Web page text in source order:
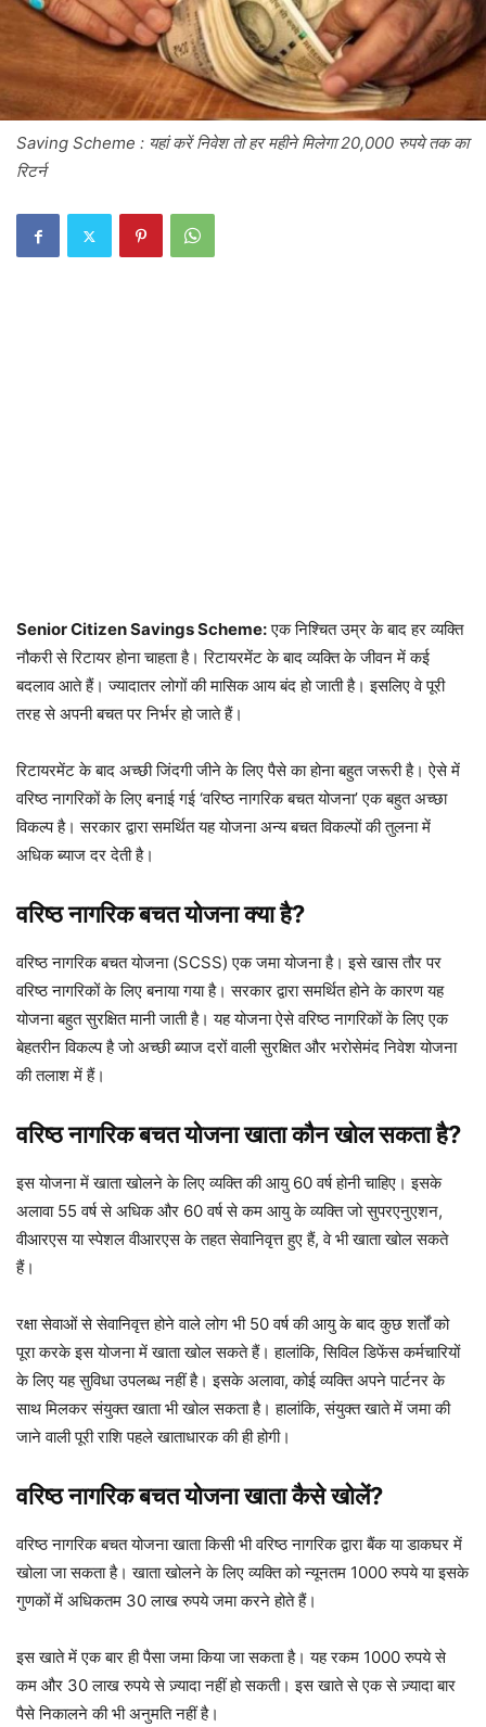
Saving Scheme : यहां करें निवेश तो हर महीने मिलेगा 20,000 रुपये तक का
रिटर्न
Senior Citizen Savings Scheme:एक निश्चित उम्र के बाद हर व्यक्ति
नौकरी से रिटायर होना चाहता है। रिटायरमेंट के बाद व्यक्ति के जीवन में कई
बदलाव आते हैं। ज्यादातर लोगों की मासिक आय बंद हो जाती है। इसलिए वे पूरी
तरह से अपनी बचत पर निर्भर हो जाते हैं।
रिटायरमेंट के बाद अच्छी जिंदगी जीने के लिए पैसे का होना बहुत जरूरी है। ऐसे में
वरिष्ठ नागरिकों के लिए बनाई गई ‘वरिष्ठ नागरिक बचत योजना’ एक बहुत अच्छा
विकल्प है। सरकार द्वारा समर्थित यह योजना अन्य बचत विकल्पों की तुलना में
अधिक ब्याज दर देती है।
वरिष्ठ नागरिक बचत योजना क्या है?
वरिष्ठ नागरिक बचत योजना (SCSS) एक जमा योजना है। इसे खास तौर पर
वरिष्ठ नागरिकों के लिए बनाया गया है। सरकार द्वारा समर्थित होने के कारण यह
योजना बहुत सुरक्षित मानी जाती है। यह योजना ऐसे वरिष्ठ नागरिकों के लिए एक
बेहतरीन विकल्प है जो अच्छी ब्याज दरों वाली सुरक्षित और भरोसेमंद निवेश योजना
की तलाश में हैं।
वरिष्ठ नागरिक बचत योजना खाता कौन खोल सकता है?
इस योजना में खाता खोलने के लिए व्यक्ति की आयु 60 वर्ष होनी चाहिए। इसके
अलावा 55 वर्ष से अधिक और 60 वर्ष से कम आयु के व्यक्ति जो सुपरएनुएशन,
वीआरएस या स्पेशल वीआरएस के तहत सेवानिवृत्त हुए हैं, वे भी खाता खोल सकते
हैं।
रक्षा सेवाओं से सेवानिवृत्त होने वाले लोग भी 50 वर्ष की आयु के बाद कुछ शर्तों को
पूरा करके इस योजना में खाता खोल सकते हैं। हालांकि, सिविल डिफेंस कर्मचारियों
के लिए यह सुविधा उपलब्ध नहीं है। इसके अलावा, कोई व्यक्ति अपने पार्टनर के
साथ मिलकर संयुक्त खाता भी खोल सकता है। हालांकि, संयुक्त खाते में जमा की
जाने वाली पूरी राशि पहले खाताधारक की ही होगी।
वरिष्ठ नागरिक बचत योजना खाता कैसे खोलें?
वरिष्ठ नागरिक बचत योजना खाता किसी भी वरिष्ठ नागरिक द्वारा बैंक या डाकघर में
खोला जा सकता है। खाता खोलने के लिए व्यक्ति को न्यूनतम 1000 रुपये या इसके
गुणकों में अधिकतम 30 लाख रुपये जमा करने होते हैं।
इस खाते में एक बार ही पैसा जमा किया जा सकता है। यह रकम 1000 रुपये से
कम और 30 लाख रुपये से ज़्यादा नहीं हो सकती। इस खाते से एक से ज़्यादा बार
पैसे निकालने की भी अनुमति नहीं है।